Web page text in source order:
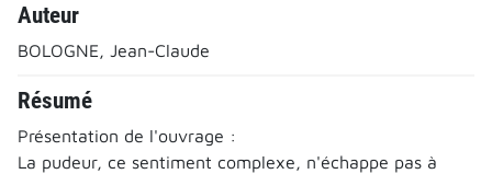
Auteur
BOLOGNE, Jean-Claude
Résumé
Présentation de l'ouvrage :
La pudeur, ce sentiment complexe, n'échappe pas à